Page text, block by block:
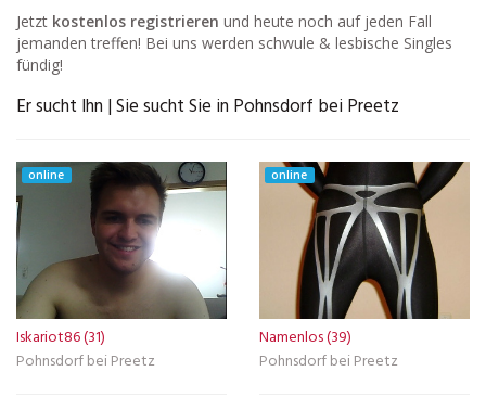
Jetzt kostenlos registrieren und heute noch auf jeden Fall
jemanden treffen! Bei uns werden schwule & lesbische Singles
fündig!
Er sucht Ihn | Sie sucht Sie in Pohnsdorf bei Preetz
online
Iskariot86 (31)
Pohnsdorf bei Preetz
online
Namenlos (39)
Pohnsdorf bei Preetz